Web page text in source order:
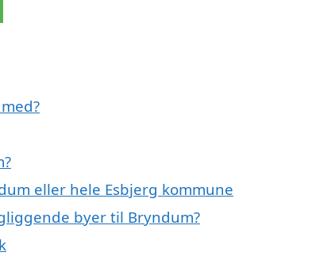
eller hele Esbjerg kommune
byer til Bryndum?